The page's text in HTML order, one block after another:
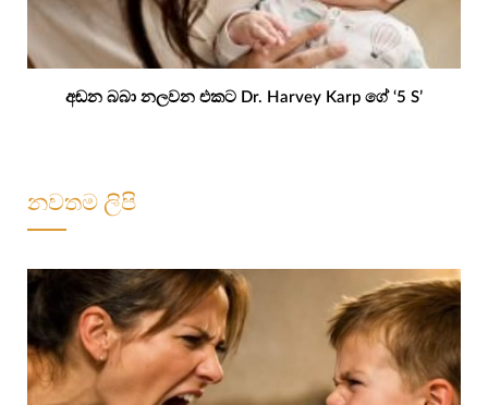
අඬන බබා නලවන එකට Dr. Harvey Karp ගේ ‘5 S’
නවතම ලිපි